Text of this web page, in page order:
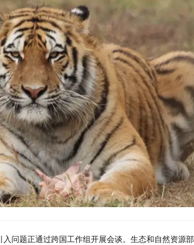
问题正通过跨国工作组开展会谈。生态和自然资源部